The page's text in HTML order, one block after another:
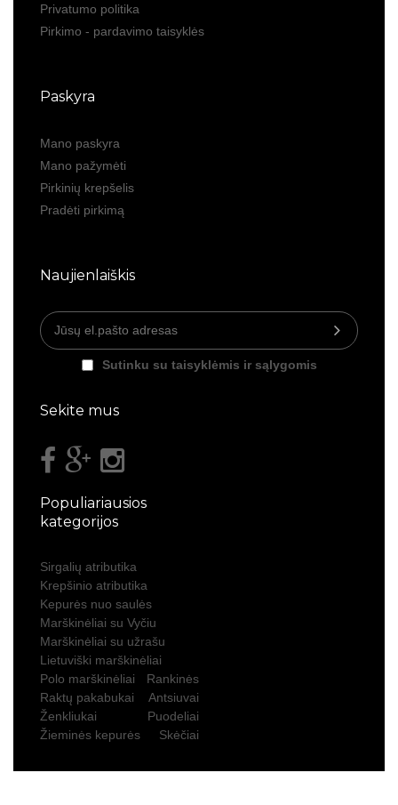
Privatumo politika
Pirkimo - pardavimo taisyklės
Paskyra
Mano paskyra
Mano pažymėti
Pirkinių krepšelis
Pradėti pirkimą
Naujienlaiškis
Sutinku su taisyklėmis ir sąlygomis
Sekite mus
Populiariausios
kategorijos
Sirgalių atributika
Krepšinio atributika
Kepurės nuo saulės
Marškinėliai su Vyčiu
Marškinėliai su užrašu
Lietuviški marškinėliai
Polo marškinėliai
Rankinės
Raktų pakabukai
Antsiuvai
Ženkliukai
Puodeliai
Žieminės kepurės
Skėčiai